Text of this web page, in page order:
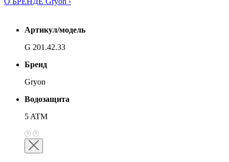
Артикул/модель
G 201.42.33
Бренд
Gryon
Водозащита
5 ATM